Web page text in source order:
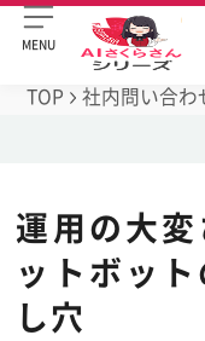
MENU
TOP 社内問い合わ
運用の大
ットボッ
し穴